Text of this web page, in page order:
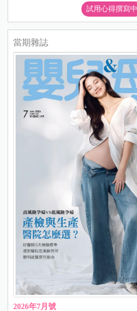
試用心得撰寫中
當期雜誌
2026年7月號